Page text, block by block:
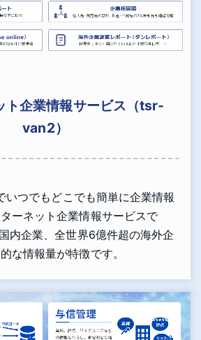
ト企業情報サービス（tsr-
van2）
いつでもどこでも簡単に企業情報
ーネット企業情報サービスで
内企業、全世界6億件超の海外企
な情報量が特徴です。